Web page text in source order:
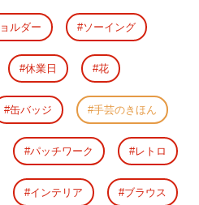
ルダー ソーイング
休業日 花
缶バッジ 手芸のきほん
パッチワーク レトロ
インテリア ブラウス